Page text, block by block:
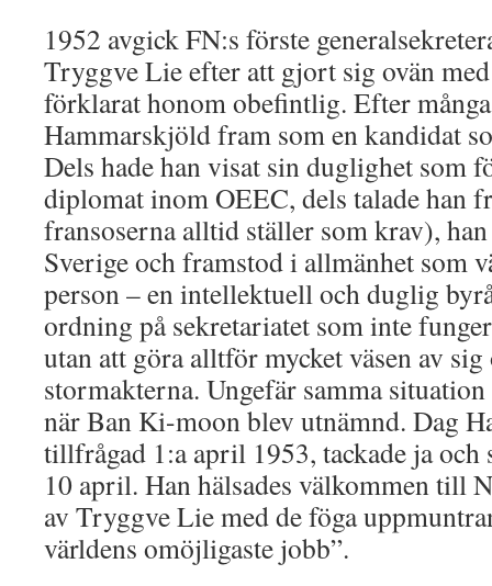
1952 avgick FN:s förste
Tryggve Lie efter att gjort sig ovän
förklarat honom obefintlig. Efter
Hammarskjöld fram som en kandidat
Dels hade han visat sin duglighet som
diplomat inom OEEC, dels talade han
fransoserna alltid ställer som krav),
Sverige och framstod i allmänhet som
person – en intellektuell och duglig
ordning på sekretariatet som inte
utan att göra alltför mycket väsen av
stormakterna. Ungefär samma
när Ban Ki-moon blev utnämnd. Dag
tillfrågad 1:a april 1953, tackade ja och
10 april. Han hälsades välkommen till
av Tryggve Lie med de föga
världens omöjligaste jobb”.